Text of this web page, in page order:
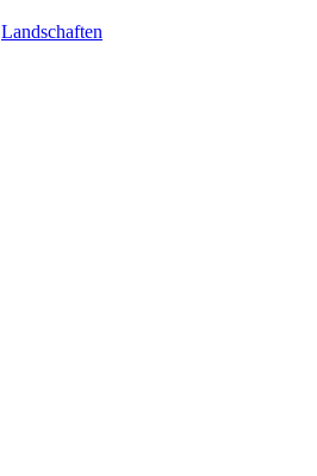
Landschaften